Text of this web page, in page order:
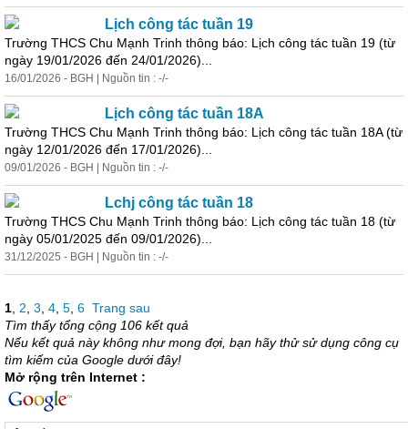
Lịch công tác tuần 19
Trường THCS Chu Mạnh Trinh thông báo: Lịch công tác tuần 19 (từ
ngày 19/01/2026 đến 24/01/2026)...
16/01/2026 - BGH | Nguồn tin : -/-
Lịch công tác tuần 18A
Trường THCS Chu Mạnh Trinh thông báo: Lịch công tác tuần 18A (từ
ngày 12/01/2026 đến 17/01/2026)...
09/01/2026 - BGH | Nguồn tin : -/-
Lchj công tác tuần 18
Trường THCS Chu Mạnh Trinh thông báo: Lịch công tác tuần 18 (từ
ngày 05/01/2025 đến 09/01/2026)...
31/12/2025 - BGH | Nguồn tin : -/-
1 2 3 4 5 6 Trang sau
Tìm thấy tổng cộng 106 kết quả
Nếu kết quả này không như mong đợi, bạn hãy thử sử dụng công cụ
tìm kiếm của Google dưới đây!
Mở rộng trên Internet :